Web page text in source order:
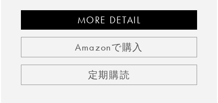
MORE DETAIL
Amazonで購入
定期購読